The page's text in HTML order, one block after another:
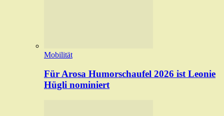
Mobilität
Für Arosa Humorschaufel 2026 ist Leonie
Hügli nominiert